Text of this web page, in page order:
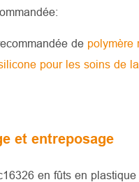
de polymère
pour les soins de
et entreposage
en fûts en